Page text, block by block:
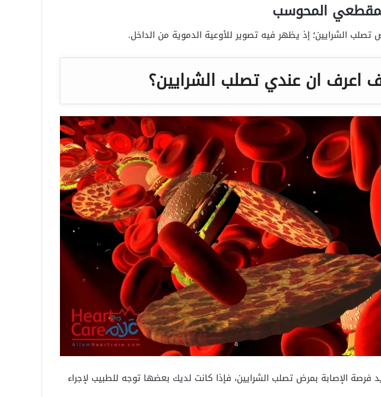
المحوسب
الشرايين؛ إذ يظهر فيه تصوير للأوعية الدموية من الداخل.
اعرف ان عندي تصلب الشرايين؟
فرصة الإصابة بمرض تصلب الشرايين، فإذا كانت لديك بعضها توجه للطبيب لإجراء